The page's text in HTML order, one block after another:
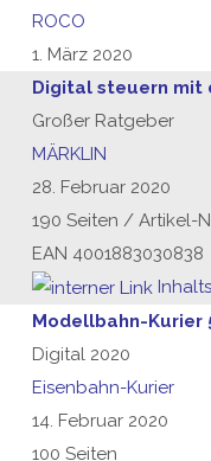
ROCO
1. März 2020
Digital steuern mit
Großer Ratgeber
MÄRKLIN
28. Februar 2020
190 Seiten / Artikel-
EAN 4001883030838
Modellbahn-Kurier
Digital 2020
Eisenbahn-Kurier
14. Februar 2020
100 Seiten